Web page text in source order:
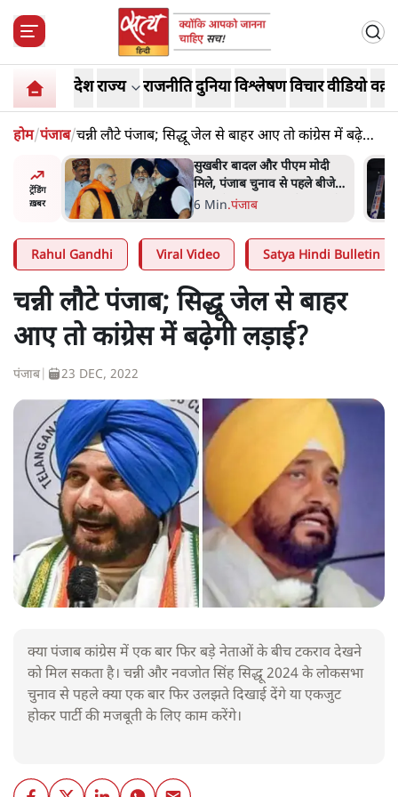
देशराज्य राजनीतिदुनियाविश्लेषणविचारवीडियो
होम/पंजाब/चन्नी लौटे पंजाब; सिद्धू जेल से बाहर आए तो कांग्रेस में बढ़ेगी
लड़ाई?
ट्रेंडिंग
ख़बर
बीजेपी-
अटकलें
राहुल गांधी ने प्रयागराज में जेन ज़ी
को झकझोरा- 3D संदेश- दर्द, डेटा,
दौलत
6 Min.देश
Rahul Gandhi Viral Video Satya Hindi Bulletin
चन्नी लौटे पंजाब; सिद्धू जेल से बाहर
आए तो कांग्रेस में बढ़ेगी लड़ाई?
पंजाब 23 DEC, 2022
क्या पंजाब कांग्रेस में एक बार फिर बड़े नेताओं के बीच टकराव देखने
को मिल सकता है। चन्नी और नवजोत सिंह सिद्धू 2024 के लोकसभा
चुनाव से पहले क्या एक बार फिर उलझते दिखाई देंगे या एकजुट
होकर पार्टी की मजबूती के लिए काम करेंगे।